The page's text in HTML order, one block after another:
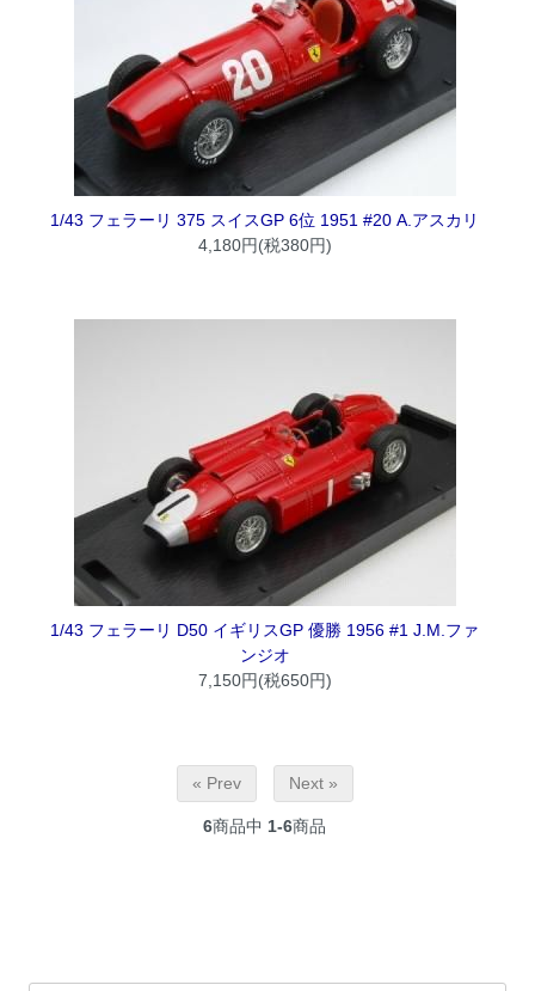
1/43 フェラーリ 375 スイスGP 6位 1951 #20 A.アスカリ
4,180円(税380円)
1/43 フェラーリ D50 イギリスGP 優勝 1956 #1 J.M.ファ
ンジオ
7,150円(税650円)
« Prev Next »
6商品中 1-6商品